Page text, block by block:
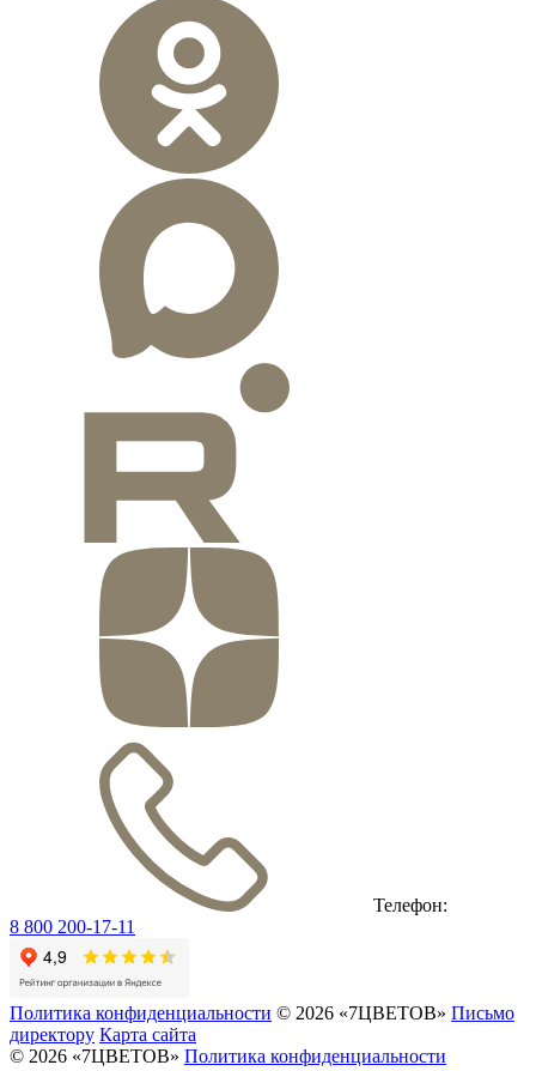
Телефон:
8 800 200-17-11
Политика конфиденциальности © 2026 «7ЦВЕТОВ» Письмо
директору Карта сайта
© 2026 «7ЦВЕТОВ» Политика конфиденциальности